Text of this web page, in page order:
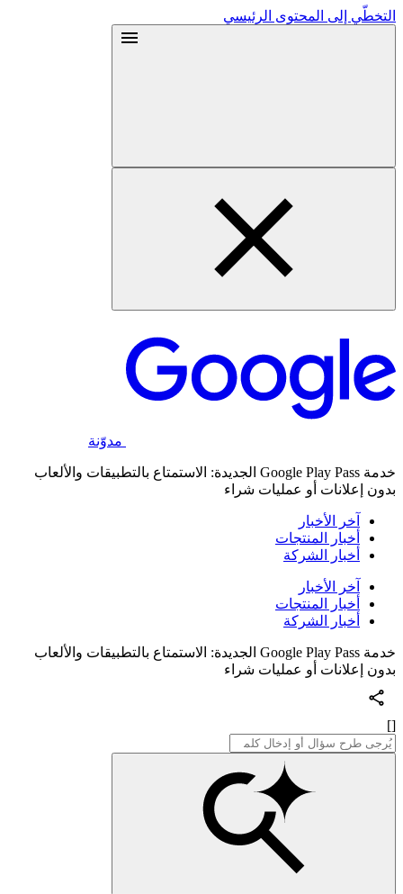
التخطّي إلى المحتوى الرئيسي
مدوّنة
خدمة Google Play Pass الجديدة: الاستمتاع بالتطبيقات والألعاب
بدون إعلانات أو عمليات شراء
آخر الأخبار
أخبار المنتجات
أخبار الشركة
آخر الأخبار
أخبار المنتجات
أخبار الشركة
خدمة Google Play Pass الجديدة: الاستمتاع بالتطبيقات والألعاب
بدون إعلانات أو عمليات شراء
[]